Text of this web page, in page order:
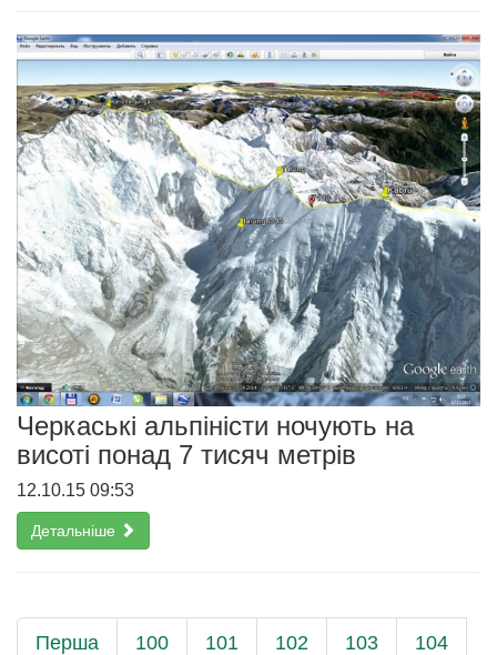
Черкаські альпіністи ночують на
висоті понад 7 тисяч метрів
12.10.15 09:53
Детальніше
Перша 100 101 102 103 104